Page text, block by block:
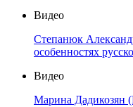
Видео
Степанюк
особенностях
Видео
Марина Дадикозян